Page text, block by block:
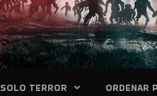
SOLO TERROR ORDENAR